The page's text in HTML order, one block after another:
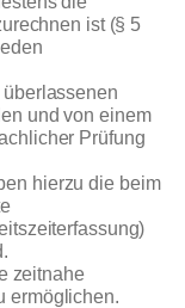
ist (§ 5
und von einem
Prüfung
hierzu die beim
zeitnahe
ermöglichen.